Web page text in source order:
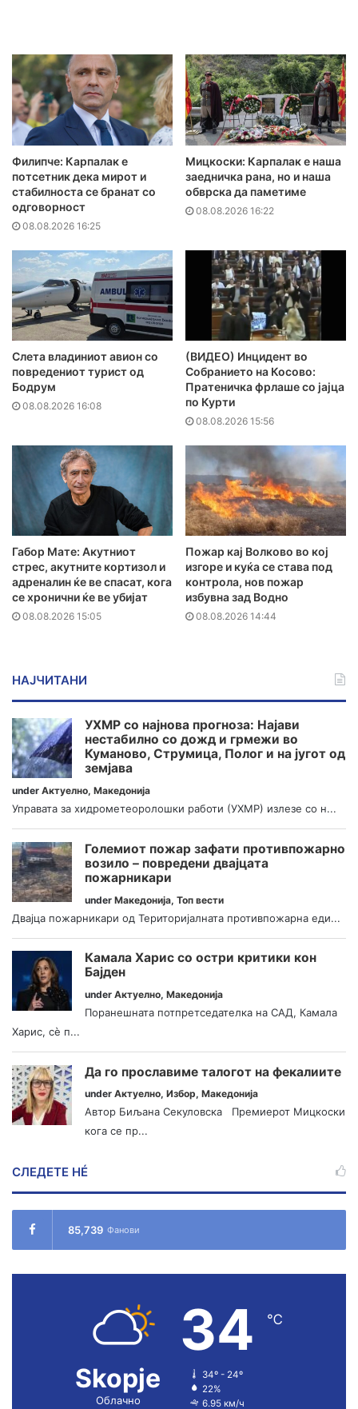
Филипче: Карпалак е
потсетник дека мирот и
стабилноста се бранат со
одговорност
08.08.2026 16:25
Мицкоски: Карпалак е наша
заедничка рана, но и наша
обврска да паметиме
08.08.2026 16:22
Слета владиниот авион со
повредениот турист од
Бодрум
08.08.2026 16:08
(ВИДЕО) Инцидент во
Собранието на Косово:
Пратеничка фрлаше со јајца
по Курти
08.08.2026 15:56
Габор Мате: Акутниот
стрес, акутните кортизол и
адреналин ќе ве спасат, кога
се хронични ќе ве убијат
08.08.2026 15:05
Пожар кај Волково во кој
изгоре и куќа се става под
контрола, нов пожар
избувна зад Водно
08.08.2026 14:44
НАЈЧИТАНИ
УХМР со најнова прогноза: Најави
нестабилно со дожд и грмежи во
Куманово, Струмица, Полог и на југот од
земјава
under Актуелно, Македонија
Управата за хидрометеоролошки работи (УХМР) излезе со н...
Големиот пожар зафати противпожарно
возило – повредени двајцата
пожарникари
under Македонија, Топ вести
Двајца пожарникари од Територијалната противпожарна еди...
Камала Харис со остри критики кон
Бајден
under Актуелно, Македонија
Поранешната потпретседателка на САД, Камала
Харис, сè п...
Да го прославиме талогот на фекалиите
under Актуелно, Избор, Македонија
Автор Биљана Секуловска Премиерот Мицкоски
кога се пр...
СЛЕДЕТЕ НÉ
85,739 Фанови
Skopje
Облачно
34 ℃
34º - 24º
22%
6.95 км/ч